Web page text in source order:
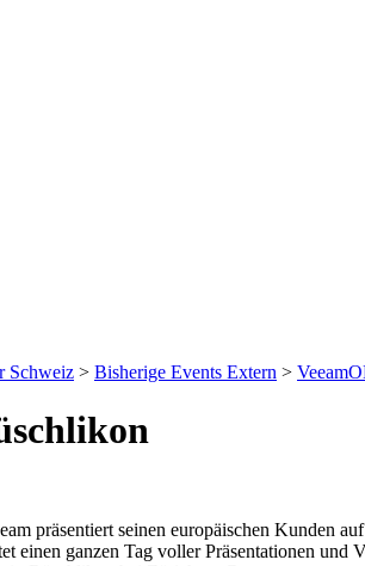
Schweiz > Bisherige Events Extern >
präsentiert seinen europäischen Kunden
einen ganzen Tag voller Präsentationen